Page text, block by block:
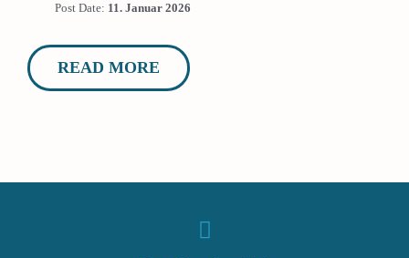
Post Date: 11. Januar 2026
READ MORE